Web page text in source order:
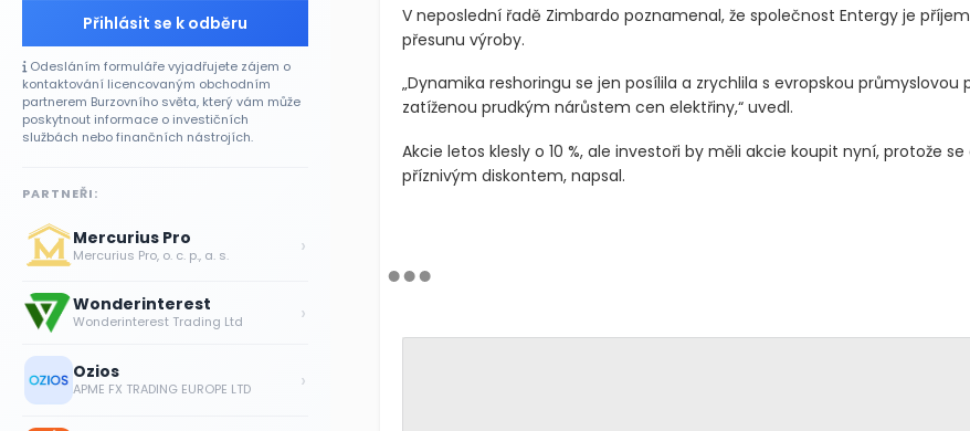
V neposlední řadě Zimbardo poznamenal, že společnost Entergy je
přesunu výroby.
„Dynamika reshoringu se jen posílila a zrychlila s evropskou průmyslovou
zatíženou prudkým nárůstem cen elektřiny,“ uvedl.
Akcie letos klesly o 10 %, ale investoři by měli akcie koupit nyní, protože
příznivým diskontem, napsal.
Přihlásit se k odběru
Odesláním formuláře vyjadřujete zájem o
kontaktování licencovaným obchodním
partnerem Burzovního světa, který vám může
poskytnout informace o investičních
službách nebo finančních nástrojích.
PARTNEŘI:
Mercurius Pro
Mercurius Pro, o. c. p., a. s. ›
Wonderinterest
Wonderinterest Trading Ltd ›
Ozios
APME FX TRADING EUROPE LTD ›